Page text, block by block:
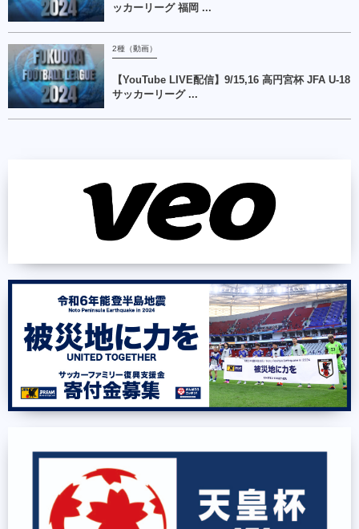
ッカーリーグ 福岡 ...
2種（動画）
【YouTube LIVE配信】9/15,16 高円宮杯 JFA U-18
サッカーリーグ ...